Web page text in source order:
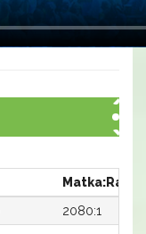
Matka:Rata
2080:1